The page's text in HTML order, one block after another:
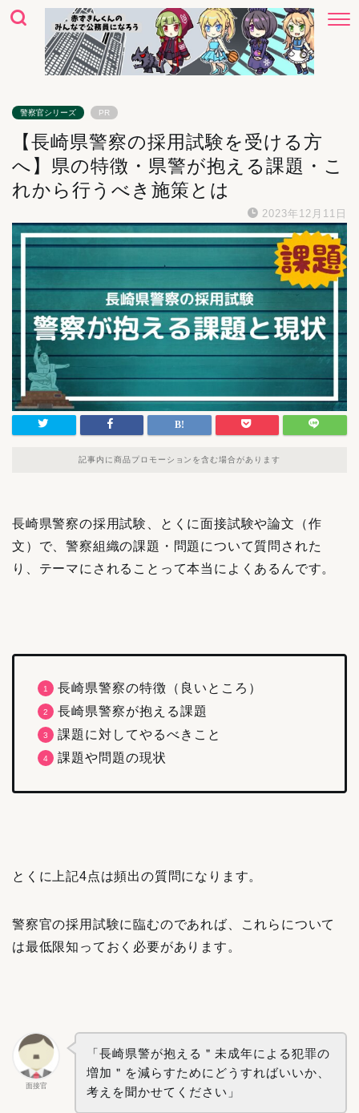
警察官シリーズ PR
【長崎県警察の採用試験を受ける方
へ】県の特徴・県警が抱える課題・こ
れから行うべき施策とは
2023年12月11日
記事内に商品プロモーションを含む場合があります
長崎県警察の採用試験、とくに面接試験や論文（作
文）で、警察組織の課題・問題について質問された
り、テーマにされることって本当によくあるんです。
長崎県警察の特徴（良いところ）
長崎県警察が抱える課題
課題に対してやるべきこと
課題や問題の現状
とくに上記4点は頻出の質問になります。
警察官の採用試験に臨むのであれば、
これらについて
は最低限知っておく必要があります。
面接官
「長崎県警が抱える＂未成年による犯罪の
増加＂を減らすためにどうすればいいか、
考えを聞かせてください」